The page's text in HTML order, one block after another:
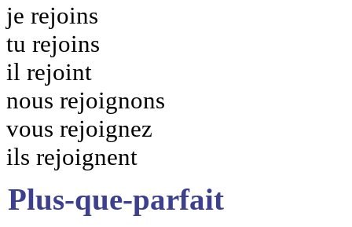
je rejoins
tu rejoins
il rejoint
nous rejoignons
vous rejoignez
ils rejoignent
Plus-que-parfait